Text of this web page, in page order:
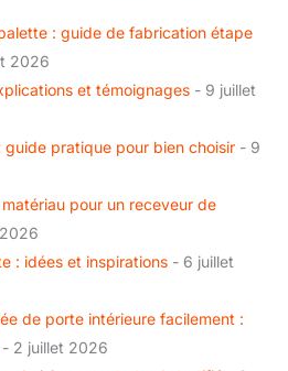
: guide de fabrication étape
2026
et témoignages - 9 juillet
guide pratique pour bien choisir - 9
pour un receveur de
: idées et inspirations - 6 juillet
de porte intérieure facilement :
- 2 juillet 2026